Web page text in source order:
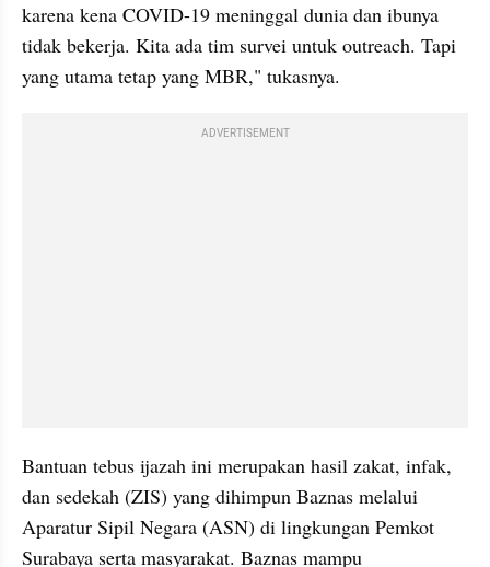
karena kena COVID-19 meninggal dunia dan ibunya
tidak bekerja. Kita ada tim survei untuk outreach. Tapi
yang utama tetap yang MBR," tukasnya.
ADVERTISEMENT
Bantuan tebus ijazah ini merupakan hasil zakat, infak,
dan sedekah (ZIS) yang dihimpun Baznas melalui
Aparatur Sipil Negara (ASN) di lingkungan Pemkot
Surabaya serta masyarakat. Baznas mampu